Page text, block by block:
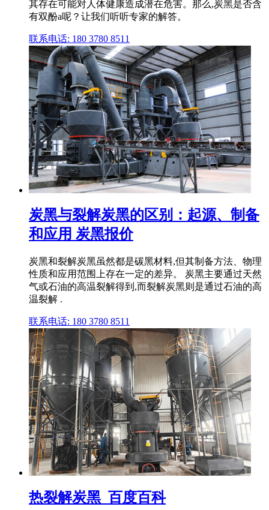
其存在可能对人体健康造成潜在危害。那么,炭黑是否含
有双酚a呢？让我们听听专家的解答。
联系电话: 180 3780 8511
炭黑与裂解炭黑的区别：起源、制备
和应用 炭黑报价
炭黑和裂解炭黑虽然都是碳黑材料,但其制备方法、物理
性质和应用范围上存在一定的差异。 炭黑主要通过天然
气或石油的高温裂解得到,而裂解炭黑则是通过石油的高
温裂解 .
联系电话: 180 3780 8511
热裂解炭黑_百度百科